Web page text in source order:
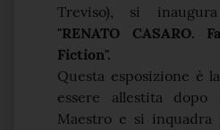
Treviso), si
"RENATO CASARO.
Fiction".
Questa esposizione è
essere allestita dopo
Maestro e si inquadra